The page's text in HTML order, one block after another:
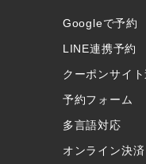
Googleで予約
LINE連携予約
クーポンサイ
予約フォーム
多言語対応
オンライン決済